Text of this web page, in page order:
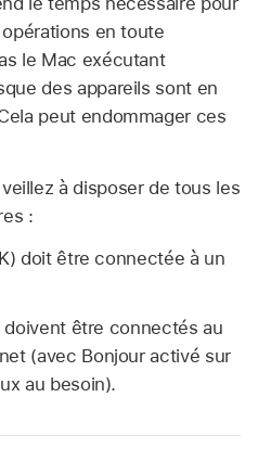
en toute
le Mac exécutant
des appareils sont en
peut endommager ces
à disposer de tous les
:
doit être connectée à un
être connectés au
(avec Bonjour activé sur
au besoin).